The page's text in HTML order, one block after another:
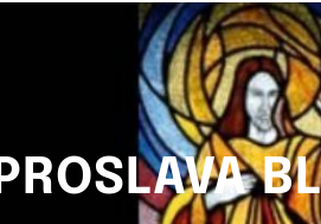
PROSLAVA